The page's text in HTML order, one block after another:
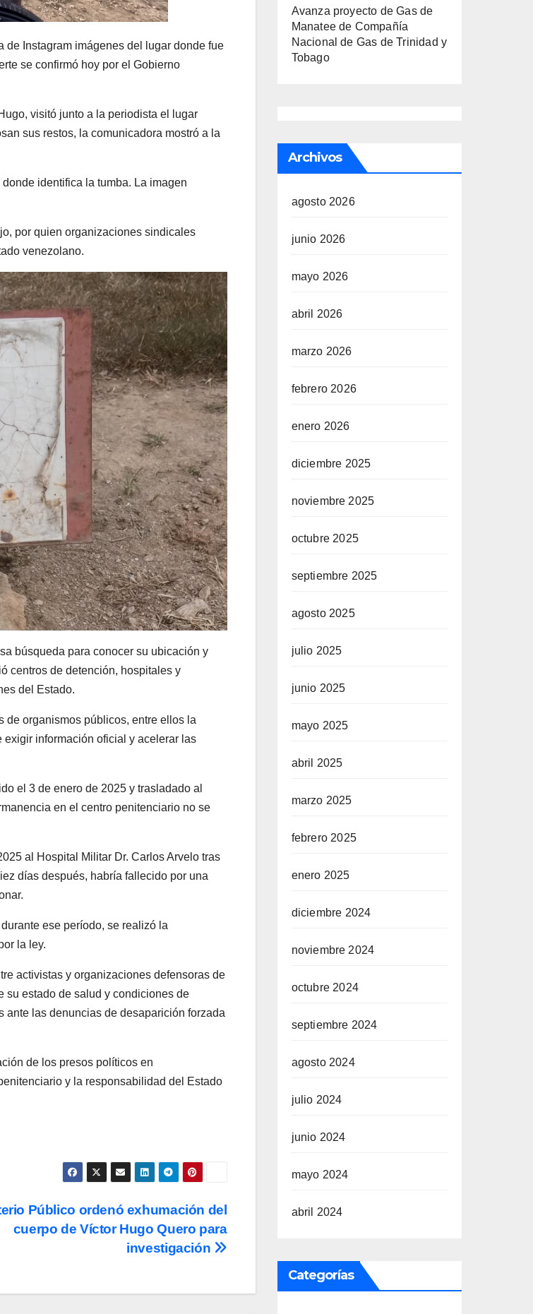
de Instagram imágenes del lugar donde fue
se confirmó hoy por el Gobierno
visitó junto a la periodista el lugar
sus restos, la comunicadora mostró a la
identifica la tumba. La imagen
por quien organizaciones sindicales
venezolano.
búsqueda para conocer su ubicación y
centros de detención, hospitales y
del Estado.
de organismos públicos, entre ellos la
información oficial y acelerar las
el 3 de enero de 2025 y trasladado al
en el centro penitenciario no se
al Hospital Militar Dr. Carlos Arvelo tras
días después, habría fallecido por una
ese período, se realizó la
la ley.
activistas y organizaciones defensoras de
su estado de salud y condiciones de
las denuncias de desaparición forzada
de los presos políticos en
y la responsabilidad del Estado
Público ordenó exhumación del
cuerpo de Víctor Hugo Quero para
investigación
Avanza proyecto de Gas de
Manatee de Compañía
Nacional de Gas de Trinidad y
Tobago
Archivos
agosto 2026
junio 2026
mayo 2026
abril 2026
marzo 2026
febrero 2026
enero 2026
diciembre 2025
noviembre 2025
octubre 2025
septiembre 2025
agosto 2025
julio 2025
junio 2025
mayo 2025
abril 2025
marzo 2025
febrero 2025
enero 2025
diciembre 2024
noviembre 2024
octubre 2024
septiembre 2024
agosto 2024
julio 2024
junio 2024
mayo 2024
abril 2024
Categorías